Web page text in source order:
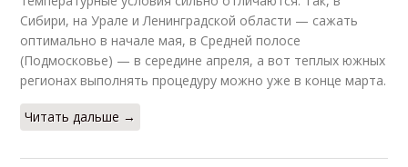
Сибири, на Урале и Ленинградской области — сажать
оптимально в начале мая, в Средней полосе
(Подмосковье) — в середине апреля, а вот теплых южных
регионах выполнять процедуру можно уже в конце марта.
Читать дальше →